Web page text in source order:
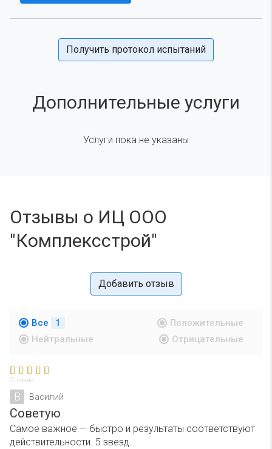
Получить протокол испытаний
Дополнительные услуги
Услуги пока не указаны
Отзывы о ИЦ ООО
"Комплексстрой"
Добавить отзыв
Все 1
Положительные
Нейтральные
Отрицательные
Отлично
В Василий
Советую
Самое важное — быстро и результаты соответствуют
действительности. 5 звезд.